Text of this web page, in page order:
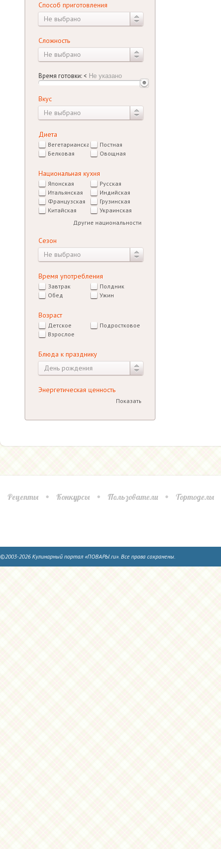
Способ приготовления
Не выбрано
Сложность
Не выбрано
Время готовки: <
Вкус
Не выбрано
Диета
Вегетарианская
Постная
Белковая
Овощная
Национальная кухня
Японская
Русская
Итальянская
Индийская
Французская
Грузинская
Китайская
Украинская
Другие национальности
Сезон
Не выбрано
Время употребления
Завтрак
Полдник
Обед
Ужин
Возраст
Детское
Подростковое
Взрослое
Блюда к празднику
День рождения
Энергетическая ценность
Показать
Рецепты Конкурсы Пользователи Тортоделы
©2003-2026 Кулинарный портал «ПОВАРЫ.ru». Все права сохранены.